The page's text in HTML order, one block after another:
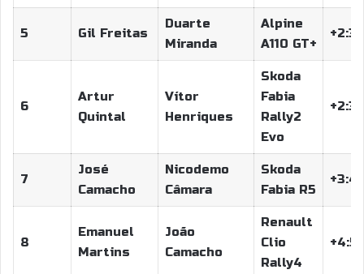
5 Gil Freitas
Duarte
Miranda
Alpine
A110 GT+
6
Artur
Quintal
Vítor
Henriques
Skoda
Fabia
Rally2
Evo
7
José
Camacho
Nicodemo
Câmara
Skoda
Fabia R5
8
Emanuel
Martins
João
Camacho
Renault
Clio
Rally4